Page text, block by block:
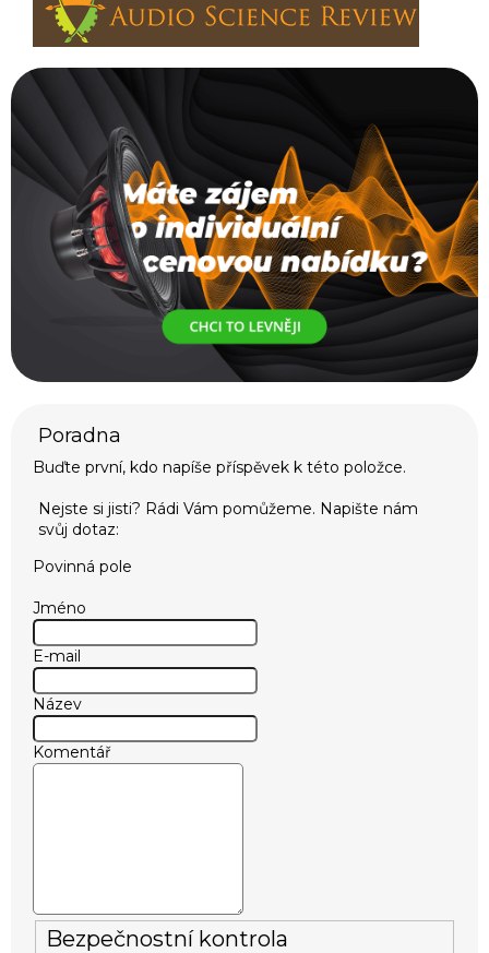
Buďte první, kdo napíše příspěvek k této položce.
Povinná pole
Jméno
E-mail
Název
Komentář
Bezpečnostní kontrola